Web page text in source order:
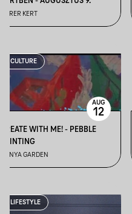
DÜRER KERT
CULTURE
CREATE WITH ME! - PEBBLE
PAINTING
BÁNYA GARDEN
AUG
12
LIFESTYLE